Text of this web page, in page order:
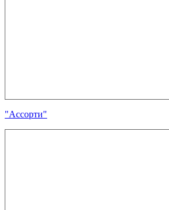
"Ассорти"